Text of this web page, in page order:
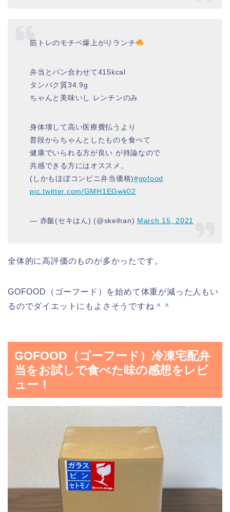
筋トレのモチベ爆上がりランチ
弁当とパン合わせて415kcal
タンパク質34.9g
ちゃんと美味いし レンチンのみ
身体壊して高い医療費払うより
普段からちゃんとしたものを食べて
健康でいられる方が良い が持論なので
共感できる方にはオススメ。
(しかもほぼコンビニ弁当価格)#gofood
pic.twitter.com/GMH1EGwk02
— 赤飯(セキはん) (@skeihan) March 15, 2021
全体的に高評価のものが多かったです。
GOFOOD（ゴーフード）を始めて体重が減った人もい
るのでダイエットにもよさそうですね＾＾
GOFOOD（ゴーフード）冷凍宅配弁
当をお試しで食べた味の感想をレビ
ュー！